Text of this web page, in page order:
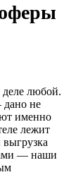
деле любой.
дано не
именно
лежит
выгрузка
— наши